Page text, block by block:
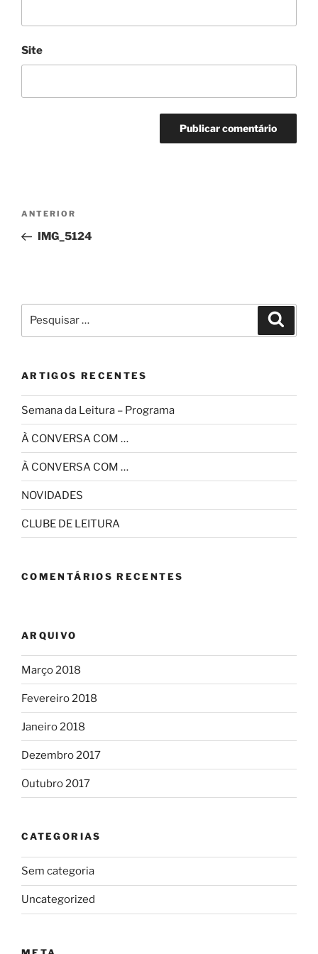
Site
Navegação
artigos
Conteúdo
anterior
ANTERIOR
IMG_5124
por:
ARTIGOS RECENTES
Semana da Leitura – Programa
À CONVERSA COM …
À CONVERSA COM …
NOVIDADES
CLUBE DE LEITURA
COMENTÁRIOS RECENTES
ARQUIVO
Março 2018
Fevereiro 2018
Janeiro 2018
Dezembro 2017
Outubro 2017
CATEGORIAS
Sem categoria
Uncategorized